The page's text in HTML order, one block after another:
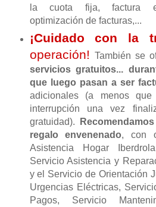
la cuota fija, factura
optimización de facturas,...
¡Cuidado con la
operación!
También se
servicios gratuitos...
que luego pasan a ser
adicionales (a menos
interrupción una vez
gratuidad).
regalo envenenado, con
Asistencia Hogar
Servicio Asistencia y
y el Servicio de Orientación
Urgencias Eléctricas,
Pagos, Servicio